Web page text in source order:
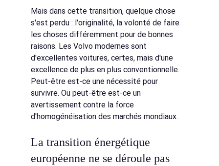
Mais dans cette transition, quelque chose
s'est perdu : l'originalité, la volonté de faire
les choses différemment pour de bonnes
raisons. Les Volvo modernes sont
d'excellentes voitures, certes, mais d'une
excellence de plus en plus conventionnelle.
Peut-être est-ce une nécessité pour
survivre. Ou peut-être est-ce un
avertissement contre la force
d'homogénéisation des marchés mondiaux.
La transition énergétique
européenne ne se déroule pas